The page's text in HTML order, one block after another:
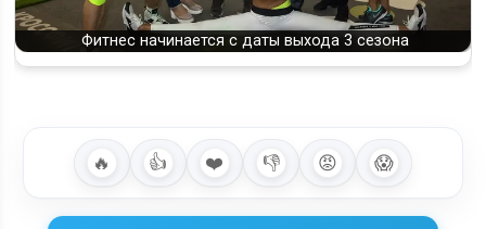
Фитнес начинается с даты выхода 3 сезона
🔥 👍 ❤️ 👎 😡 😱